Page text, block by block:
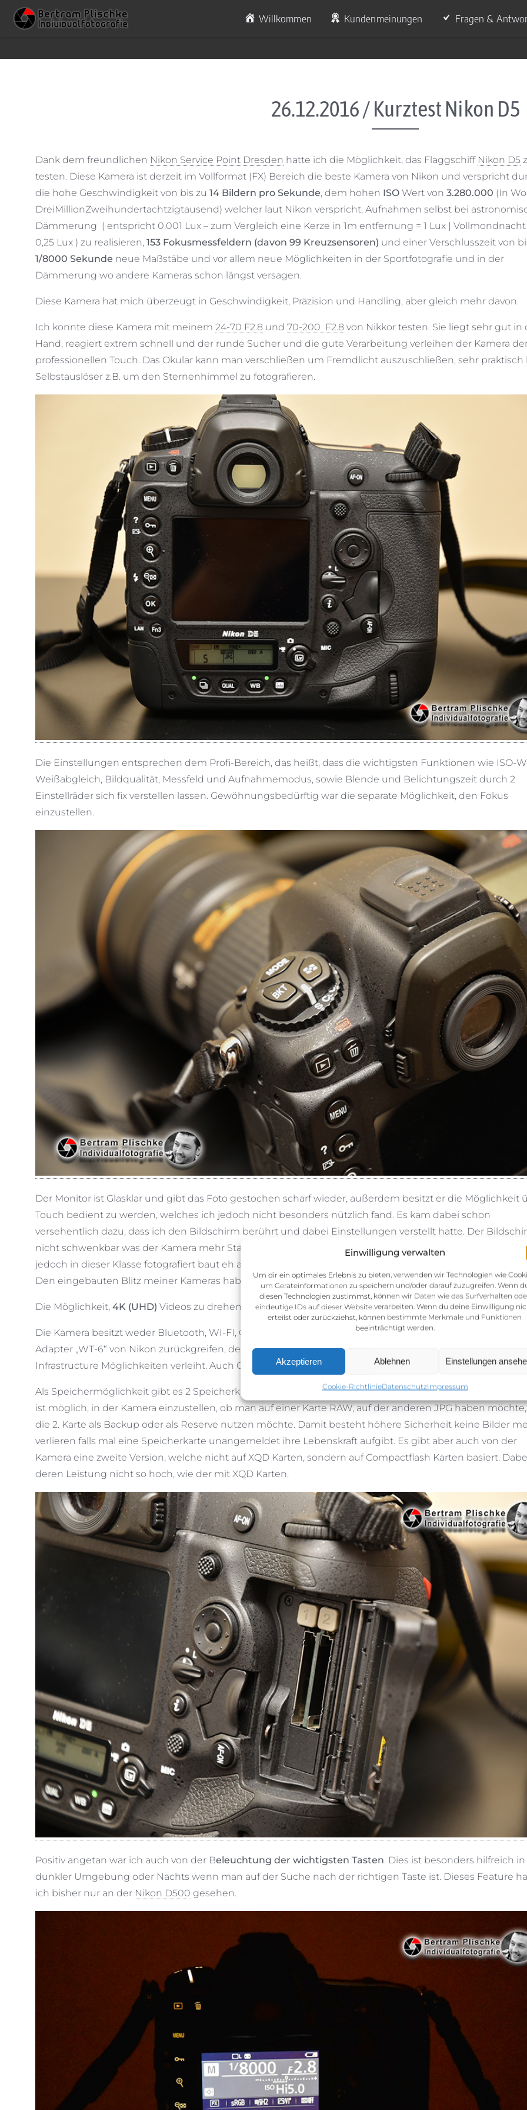
Einwilligung verwalten
Um dir ein optimales Erlebnis zu bieten, verwenden wir Technologien wie
um Geräteinformationen zu speichern und/oder darauf zuzugreifen. Wenn
diesen Technologien zustimmst, können wir Daten wie das Surfverhalten
eindeutige IDs auf dieser Website verarbeiten. Wenn du deine Einwilligung
erteilst oder zurückziehst, können bestimmte Merkmale und Funktionen
beeinträchtigt werden.
Akzeptieren Ablehnen Einstellungen
Cookie-RichtlinieDatenschutzImpressum
Skip to content Willkommen Kundenmeinungen Fragen &
26.12.2016 / Kurztest Nikon D5
Dank dem freundlichen Nikon Service Point Dresden hatte ich die Möglichkeit, das Flaggschiff Nikon D5
testen. Diese Kamera ist derzeit im Vollformat (FX) Bereich die beste Kamera von Nikon und verspricht
die hohe Geschwindigkeit von bis zu 14 Bildern pro Sekunde, dem hohen ISO Wert von 3.280.000 (In
DreiMillionZweihundertachtzigtausend) welcher laut Nikon verspricht, Aufnahmen selbst bei
Dämmerung ( entspricht 0,001 Lux – zum Vergleich eine Kerze in 1m entfernung = 1 Lux | Vollmondnacht
0,25 Lux ) zu realisieren, 153 Fokusmessfeldern (davon 99 Kreuzsensoren) und einer Verschlusszeit von
1/8000 Sekunde neue Maßstäbe und vor allem neue Möglichkeiten in der Sportfotografie und in der
Dämmerung wo andere Kameras schon längst versagen.
Diese Kamera hat mich überzeugt in Geschwindigkeit, Präzision und Handling, aber gleich mehr davon.
Ich konnte diese Kamera mit meinem 24-70 F2.8 und 70-200 F2.8 von Nikkor testen. Sie liegt sehr gut in
Hand, reagiert extrem schnell und der runde Sucher und die gute Verarbeitung verleihen der Kamera
professionellen Touch. Das Okular kann man verschließen um Fremdlicht auszuschließen, sehr praktisch
Selbstauslöser z.B. um den Sternenhimmel zu fotografieren.
Die Einstellungen entsprechen dem Profi-Bereich, das heißt, dass die wichtigsten Funktionen wie ISO-
Weißabgleich, Bildqualität, Messfeld und Aufnahmemodus, sowie Blende und Belichtungszeit durch 2
Einstellräder sich fix verstellen lassen. Gewöhnungsbedürftig war die separate Möglichkeit, den Fokus
einzustellen.
Der Monitor ist Glasklar und gibt das Foto gestochen scharf wieder, außerdem besitzt er die Möglichkeit
Touch bedient zu werden, welches ich jedoch nicht besonders nützlich fand. Es kam dabei schon
versehentlich dazu, dass ich den Bildschirm berührt und dabei Einstellungen verstellt hatte. Der
nicht schwenkbar was der Kamera mehr Stabilität und Zuverlässigkeit zuspricht. Ein interner Blitz fehlt,
jedoch in dieser Klasse fotografiert baut eh auf externe Blitze um eine höhere Qualität des Fotos zu
Den eingebauten Blitz meiner Kameras habe ich bisher nie genutzt.
Die Möglichkeit, 4K (UHD) Videos zu drehen, habe ich nicht ausprobiert, wird aber von der Kamera
Die Kamera besitzt weder Bluetooth, WI-FI, GPS oder NFC. Wer zumindest Wi-Fi nutzen möchte, kann
Adapter „WT-6“ von Nikon zurückgreifen, der dieser Kamera dann nicht nur Ad-Hoc sondern auch
Infrastructure Möglichkeiten verleiht. Auch GPS Adapter gibt es bei Nikon im Angebot.
Als Speichermöglichkeit gibt es 2 Speicherkartenfächer, beide fürXQDKarten. Das ist besonders
ist möglich, in der Kamera einzustellen, ob man auf einer Karte RAW, auf der anderen JPG haben
die 2. Karte als Backup oder als Reserve nutzen möchte. Damit besteht höhere Sicherheit keine Bilder
verlieren falls mal eine Speicherkarte unangemeldet ihre Lebenskraft aufgibt. Es gibt aber auch von der
Kamera eine zweite Version, welche nicht auf XQD Karten, sondern auf Compactflash Karten basiert.
deren Leistung nicht so hoch, wie der mit XQD Karten.
Positiv angetan war ich auch von der Beleuchtung der wichtigsten Tasten. Dies ist besonders hilfreich in
dunkler Umgebung oder Nachts wenn man auf der Suche nach der richtigen Taste ist. Dieses Feature
ich bisher nur an der Nikon D500 gesehen.